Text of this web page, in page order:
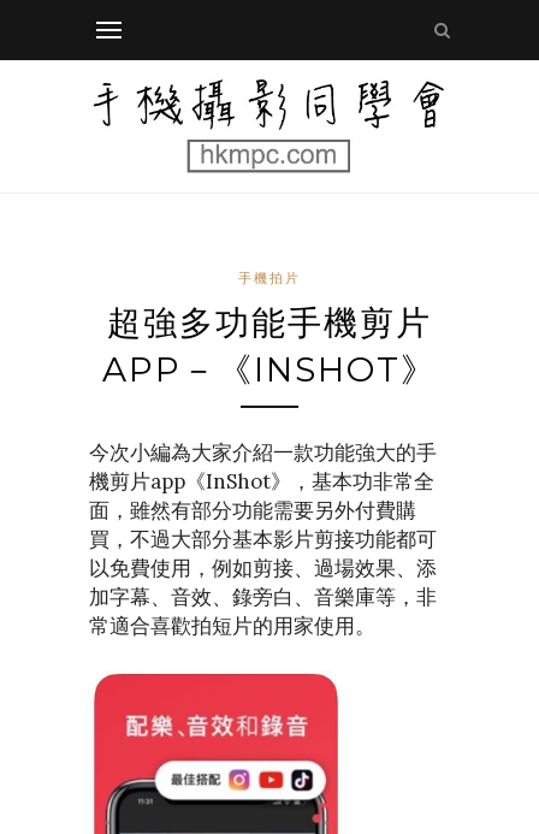
手機拍片
超強多功能手機剪片
APP－《INSHOT》
今次小編為大家介紹一款功能強大的手
機剪片app《InShot》，基本功非常全
面，雖然有部分功能需要另外付費購
買，不過大部分基本影片剪接功能都可
以免費使用，例如剪接、過場效果、添
加字幕、音效、錄旁白、音樂庫等，非
常適合喜歡拍短片的用家使用。